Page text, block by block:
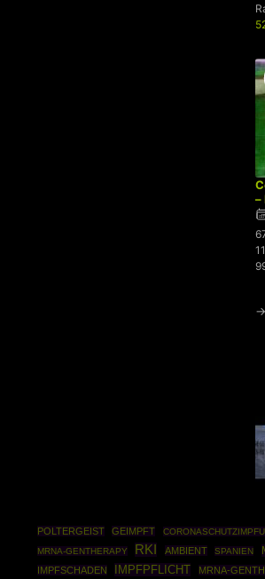
–
POLTERGEIST GEIMPFT
MRNA-GENTHERAPY
RKI AMBIENT SPANIEN
IMPFSCHADEN
IMPFPFLICHT MRNA-